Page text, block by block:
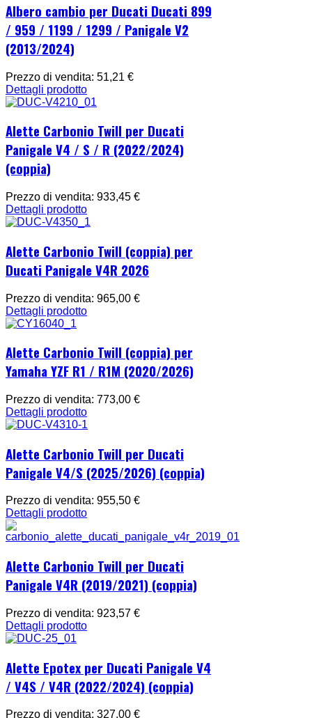
Albero cambio per Ducati Ducati 899
/ 959 / 1199 / 1299 / Panigale V2
(2013/2024)
Prezzo di vendita: 51,21 €
Dettagli prodotto
Alette Carbonio Twill per Ducati
Panigale V4 / S / R (2022/2024)
(coppia)
Prezzo di vendita: 933,45 €
Dettagli prodotto
Alette Carbonio Twill (coppia) per
Ducati Panigale V4R 2026
Prezzo di vendita: 965,00 €
Dettagli prodotto
Alette Carbonio Twill (coppia) per
Yamaha YZF R1 / R1M (2020/2026)
Prezzo di vendita: 773,00 €
Dettagli prodotto
Alette Carbonio Twill per Ducati
Panigale V4/S (2025/2026) (coppia)
Prezzo di vendita: 955,50 €
Dettagli prodotto
Alette Carbonio Twill per Ducati
Panigale V4R (2019/2021) (coppia)
Prezzo di vendita: 923,57 €
Dettagli prodotto
Alette Epotex per Ducati Panigale V4
/ V4S / V4R (2022/2024) (coppia)
Prezzo di vendita: 327,00 €